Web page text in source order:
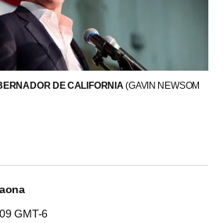
DE CALIFORNIA(GAVIN NEWSOM
GMT-6